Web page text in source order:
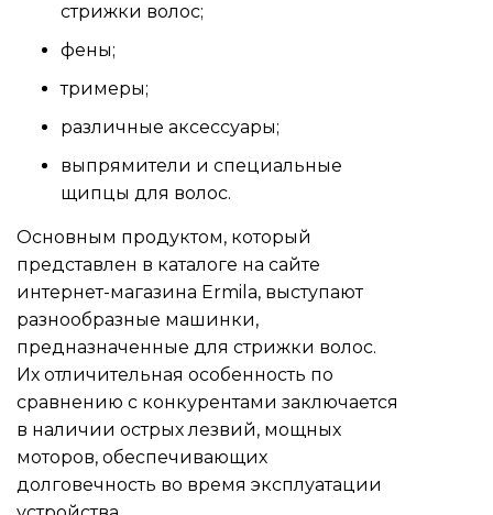
стрижки волос;
фены;
тримеры;
различные аксессуары;
выпрямители и специальные
щипцы для волос.
Основным продуктом, который
представлен в каталоге на сайте
интернет-магазина Ermila, выступают
разнообразные машинки,
предназначенные для стрижки волос.
Их отличительная особенность по
сравнению с конкурентами заключается
в наличии острых лезвий, мощных
моторов, обеспечивающих
долговечность во время эксплуатации